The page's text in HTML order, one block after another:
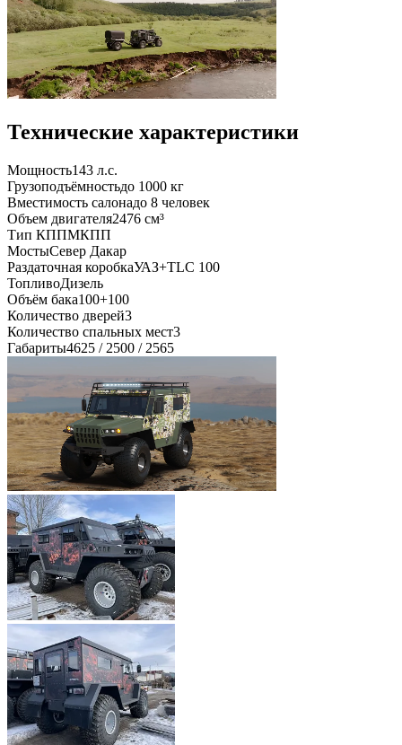
Технические характеристики
Мощность143 л.с.
Грузоподъёмностьдо 1000 кг
Вместимость салонадо 8 человек
Объем двигателя2476 см³
Тип КППМКПП
МостыСевер Дакар
Раздаточная коробкаУАЗ+TLC 100
ТопливоДизель
Объём бака100+100
Количество дверей3
Количество спальных мест3
Габариты4625 / 2500 / 2565